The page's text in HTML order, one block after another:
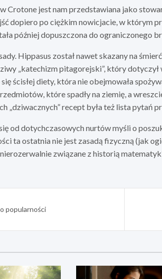
Crotone jest nam przedstawiana jako
dopiero po ciężkim nowicjacie, w którym
później dopuszczona do ograniczonego
Hippasus został nawet skazany na
„katechizm pitagorejski”, który
ścisłej diety, która nie obejmowała
które spadły na ziemię, a
„dziwacznych” recept była też lista pytań
od dotychczasowych nurtów myśli o
ta ostatnia nie jest zasadą fizyczną (jak
związane z historią
popularności